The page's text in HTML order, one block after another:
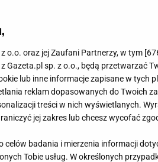
o.o. oraz jej Zaufani Partnerzy, w tym [
Gazeta.pl sp. z o.o., będą przetwarzać
lub inne informacje zapisane w tych
reklam dopasowanych do Twoich
treści w nich wyświetlanych.
jej zakres lub chcesz wycofać
celów badania i mierzenia informacji
Tobie usług. W określonych